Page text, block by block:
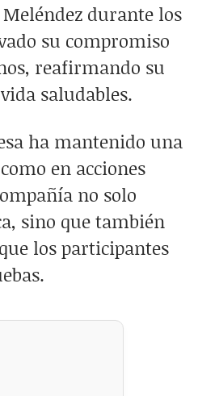
Newsletter
durante los
su compromiso
reafirmando su
saludables.
ha mantenido una
en acciones
no solo
sino que también
los participantes